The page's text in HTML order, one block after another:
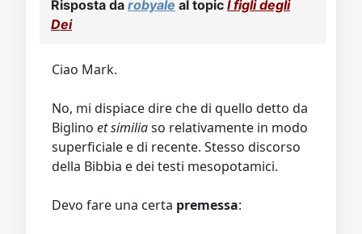
Risposta da robyale al topic I figli degli
Dei
Ciao Mark.
No, mi dispiace dire che di quello detto da
Biglino et similiaso relativamente in modo
superficiale e di recente. Stesso discorso
della Bibbia e dei testi mesopotamici.
Devo fare una certa premessa: